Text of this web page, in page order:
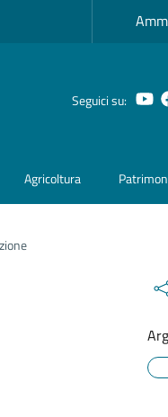
Seguici su:
Agricoltura